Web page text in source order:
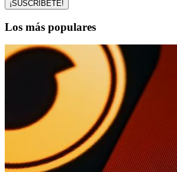
Los más populares